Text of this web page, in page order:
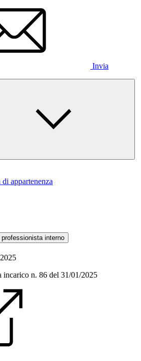
Invia
appartenenza
interno
incarico n. 86 del 31/01/2025